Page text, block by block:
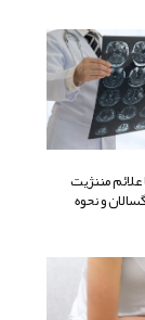
مننژیت
و نحوه